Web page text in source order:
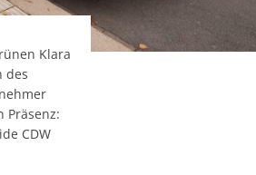
Klara
des
Präsenz:
CDW